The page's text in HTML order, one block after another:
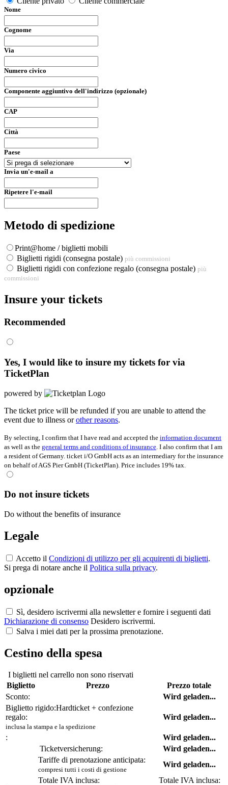
Nome
Cognome
Via
Numero civico
Componente aggiuntivo dell'indirizzo (opzionale)
CAP
Città
Paese
Invia un'e-mail a
Ripetere l'e-mail
Metodo di spedizione
Print@home / biglietti mobili
Biglietti rigidi (consegna postale) più commissioni
Biglietti rigidi con confezione regalo (consegna postale) più
commissioni
Insure your tickets
Recommended
Yes, I would like to insure my tickets for via
TicketPlan
powered by
The ticket price will be refunded if you are unable to attend the
event due to illness orother reasons.
By selecting, I confirm that I have read and accepted the information document
as well as the general terms and conditions of insurance . I also confirm that I am
a resident of Germany. ticket i/O GmbH acts as an intermediary for the insurance
on behalf of AGS Pier GmbH (TicketPlan). Price includes 19% tax.
Do not insure tickets
Do without the benefits of insurance
Legale
Accetto il Condizioni di utilizzo per gli acquirenti di biglietti.
Si prega di notare anche il Politica sulla privacy.
opzionale
Sì, desidero iscrivermi alla newsletter e fornire i seguenti dati
Dichiarazione di consenso Desidero iscrivermi.
Salva i miei dati per la prossima prenotazione.
Cestino della spesa
I biglietti nel carrello non sono riservati
Biglietto
Prezzo
Prezzo totale
Sconto:
Wird geladen...
Biglietto rigido:Hardticket + confezione
regalo:
inclusa la stampa e la spedizione
Wird geladen...
:
Wird geladen...
Ticketversicherung:
Wird geladen...
Tariffe di prenotazione anticipata:
compresi tutti i costi di gestione
Wird geladen...
Totale IVA inclusa:
Totale IVA inclusa: